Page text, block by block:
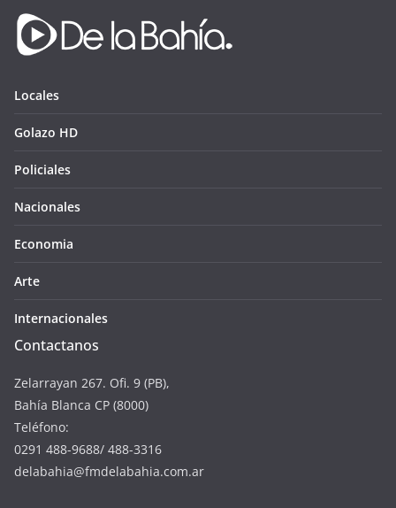
Locales
Golazo HD
Policiales
Nacionales
Economia
Arte
Internacionales
Contactanos
Zelarrayan 267. Ofi. 9 (PB),
Bahía Blanca CP (8000)
Teléfono:
0291 488-9688/ 488-3316
delabahia@fmdelabahia.com.ar